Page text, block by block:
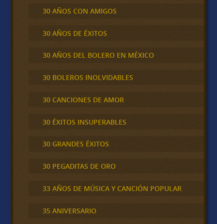
30 AÑOS CON AMIGOS
30 AÑOS DE ÉXITOS
30 AÑOS DEL BOLERO EN MÉXICO
30 BOLEROS INOLVIDABLES
30 CANCIONES DE AMOR
30 ÉXITOS INSUPERABLES
30 GRANDES ÉXITOS
30 PEGADITAS DE ORO
33 AÑOS DE MÚSICA Y CANCIÓN POPULAR
35 ANIVERSARIO